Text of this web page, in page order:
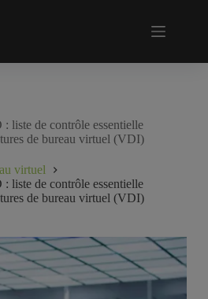
liste de contrôle essentielle
de bureau virtuel (VDI)
virtuel
liste de contrôle essentielle
de bureau virtuel (VDI)